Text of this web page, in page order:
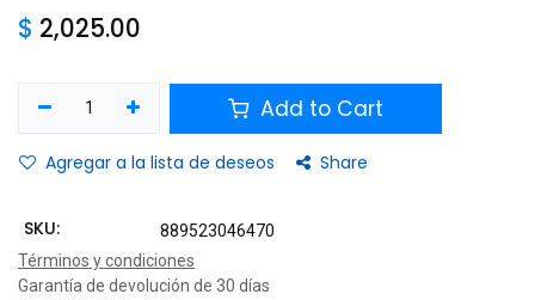
$ 2,025.00
Add to Cart
Agregar a la lista de deseos Share
SKU:
889523046470
Términos y condiciones
Garantía de devolución de 30 días